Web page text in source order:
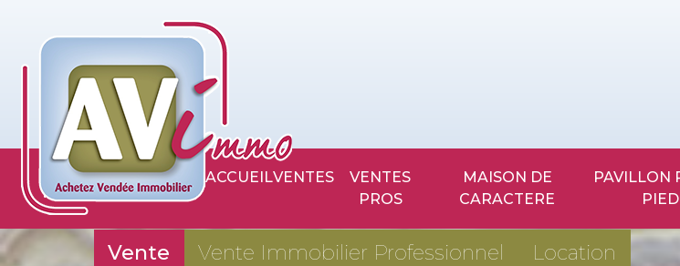
ACCUEIL VENTES
VENTES
PROS
MAISON DE
CARACTERE
PAVILLON PLAIN-
PIED
Vente Vente Immobilier Professionnel Location